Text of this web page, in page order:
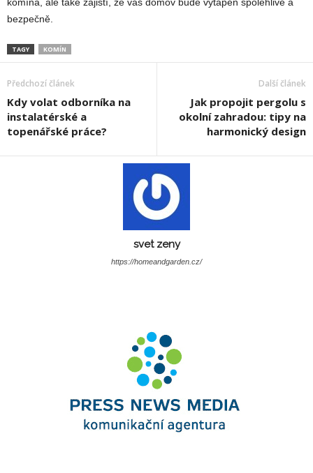
komína, ale také zajistí, že váš domov bude vytápěn spolehlivě a
bezpečně.
TAGY KOMÍN
Předchozí článek
Kdy volat odborníka na
instalatérské a
topenářské práce?
Další článek
Jak propojit pergolu s
okolní zahradou: tipy na
harmonický design
svet zeny
https://homeandgarden.cz/